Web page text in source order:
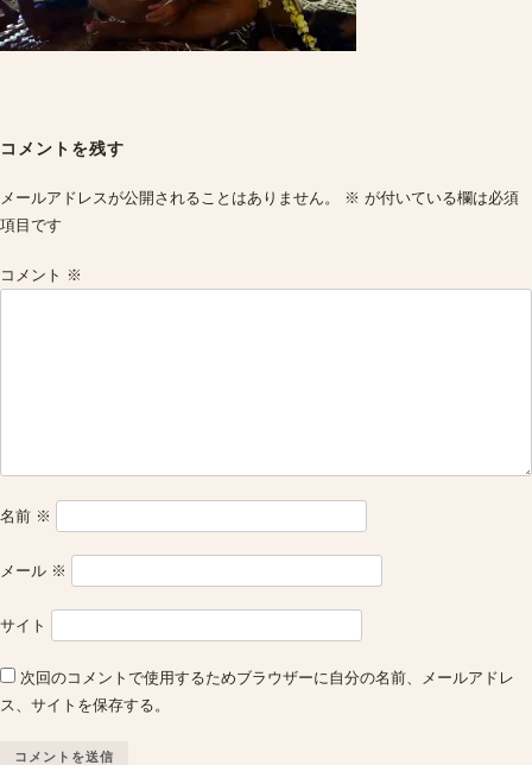
navigation
コメントを残す
メールアドレスが公開されることはありません。 ※ が付いている欄は必須
項目です
コメント ※
名前 ※
メール ※
サイト
次回のコメントで使用するためブラウザーに自分の名前、メールアドレ
ス、サイトを保存する。